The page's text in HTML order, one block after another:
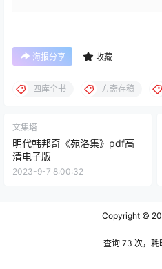
海报分享 收藏
四库全书 方斋存稿
文集塔
明代韩邦奇《苑洛集》pdf高
清电子版
2023-9-7 8:00:32
Copyright ©
查询 73 次，耗